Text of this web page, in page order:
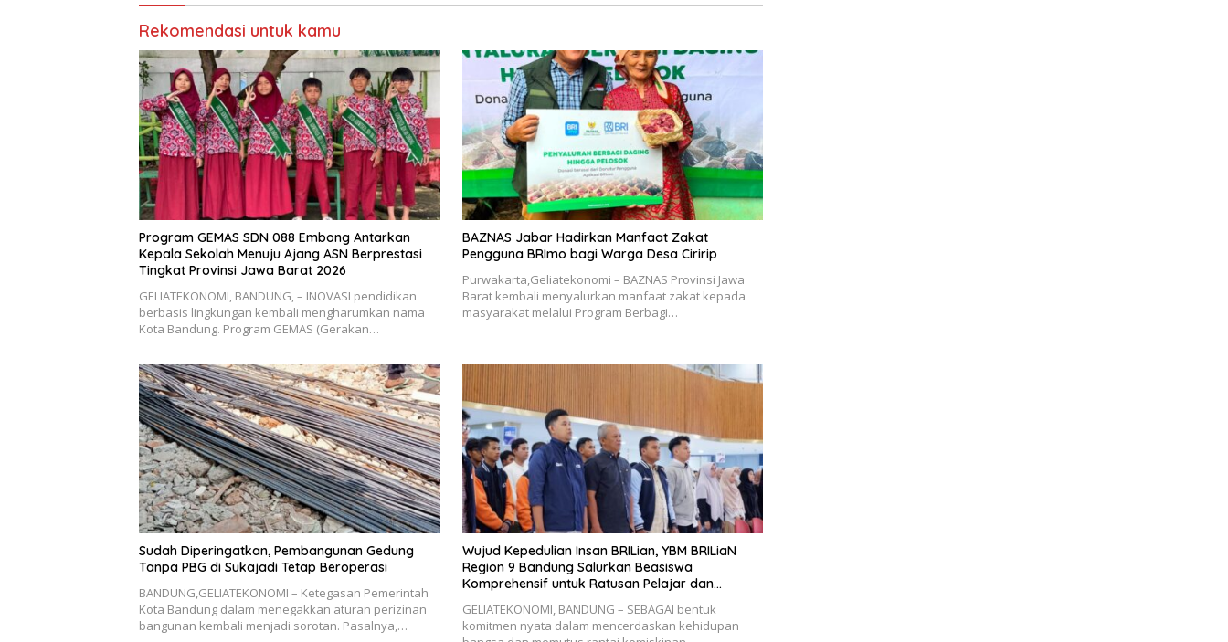
Rekomendasi untuk kamu
Program GEMAS SDN 088 Embong Antarkan
Kepala Sekolah Menuju Ajang ASN Berprestasi
Tingkat Provinsi Jawa Barat 2026
GELIATEKONOMI, BANDUNG, – INOVASI pendidikan
berbasis lingkungan kembali mengharumkan nama
Kota Bandung. Program GEMAS (Gerakan…
BAZNAS Jabar Hadirkan Manfaat Zakat
Pengguna BRImo bagi Warga Desa Ciririp
Purwakarta,Geliatekonomi – BAZNAS Provinsi Jawa
Barat kembali menyalurkan manfaat zakat kepada
masyarakat melalui Program Berbagi…
Sudah Diperingatkan, Pembangunan Gedung
Tanpa PBG di Sukajadi Tetap Beroperasi
BANDUNG,GELIATEKONOMI – Ketegasan Pemerintah
Kota Bandung dalam menegakkan aturan perizinan
bangunan kembali menjadi sorotan. Pasalnya,…
Wujud Kepedulian Insan BRILian, YBM BRILiaN
Region 9 Bandung Salurkan Beasiswa
Komprehensif untuk Ratusan Pelajar dan
GELIATEKONOMI, ​BANDUNG – SEBAGAI bentuk
komitmen nyata dalam mencerdaskan kehidupan